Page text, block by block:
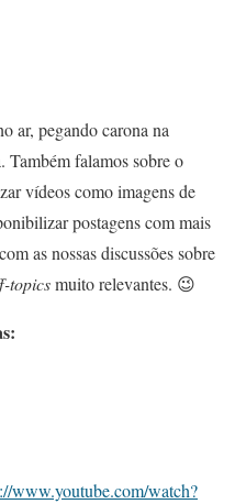
ar, pegando carona na
Também falamos sobre o
vídeos como imagens de
postagens com mais
as nossas discussões sobre
topicsmuito relevantes. 😉
www.youtube.com/watch?